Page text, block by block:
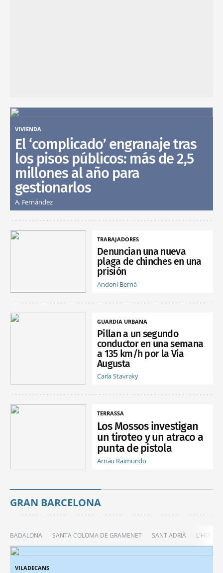
VIVIENDA
El ‘complicado’ engranaje tras
los pisos públicos: más de 2,5
millones al año para
gestionarlos
A. Fernández
TRABAJADORES
Denuncian una nueva
plaga de chinches en una
prisión
Andoni Berná
GUARDIA URBANA
Pillan a un segundo
conductor en una semana
a 135 km/h por la Via
Augusta
Carla Stavraky
TERRASSA
Los Mossos investigan
un tiroteo y un atraco a
punta de pistola
Arnau Raimundo
GRAN BARCELONA
BADALONA SANTA COLOMA DE GRAMENET SANT ADRIÀ
VILADECANS